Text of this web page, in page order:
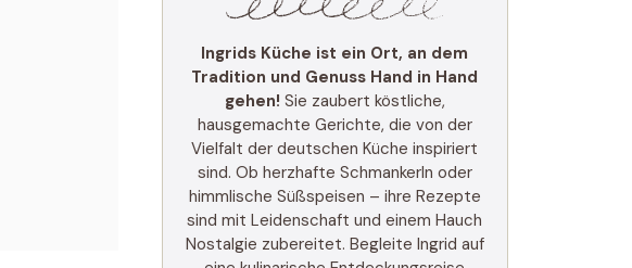
Ingrids Küche ist ein Ort, an dem
Tradition und Genuss Hand in Hand
gehen! Sie zaubert köstliche,
hausgemachte Gerichte, die von der
Vielfalt der deutschen Küche inspiriert
sind. Ob herzhafte Schmankerln oder
himmlische Süßspeisen – ihre Rezepte
sind mit Leidenschaft und einem Hauch
Nostalgie zubereitet. Begleite Ingrid auf